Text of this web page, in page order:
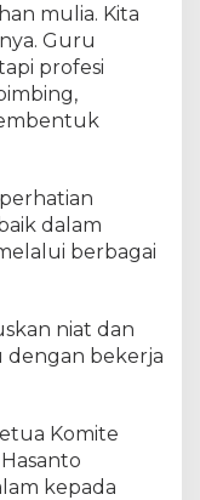
mulia. Kita
Guru
profesi
dalam
berbagai
niat dan
bekerja
Komite
kepada